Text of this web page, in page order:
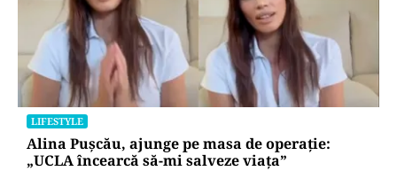
LIFESTYLE
Alina Pușcău, ajunge pe masa de operație:
„UCLA încearcă să-mi salveze viața”